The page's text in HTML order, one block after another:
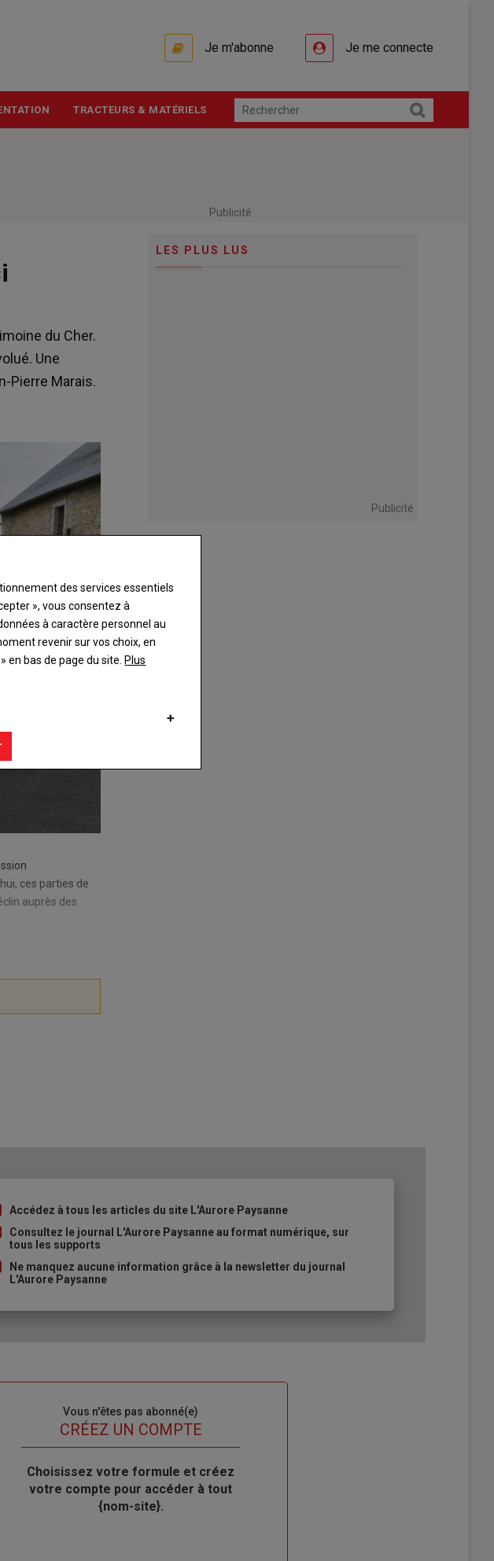
Je m'abonne Je me connecte
TRACTEURS & MATÉRIELS
Publicité
du Cher.
Une
Pierre Marais.
ces parties de
auprès des
LES PLUS LUS
Publicité
Accédez à tous les articles du site L'Aurore Paysanne
Consultez le journal L'Aurore Paysanne au format numérique, sur
tous les supports
Ne manquez aucune information grâce à la newsletter du journal
L'Aurore Paysanne
Vous n'êtes pas abonné(e)
TITRECRÉEZ UN COMPTE
Body
Choisissez votre formule et créez
votre compte pour accéder à tout
{nom-site}.
des services essentiels
», vous consentez à
à caractère personnel au
revenir sur vos choix, en
en bas de page du site.Plus